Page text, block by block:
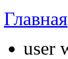
Главная
user